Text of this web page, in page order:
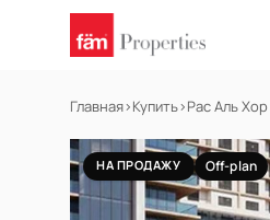
Главная›Купить›Рас Аль Хор
НА ПРОДАЖУ Off-plan